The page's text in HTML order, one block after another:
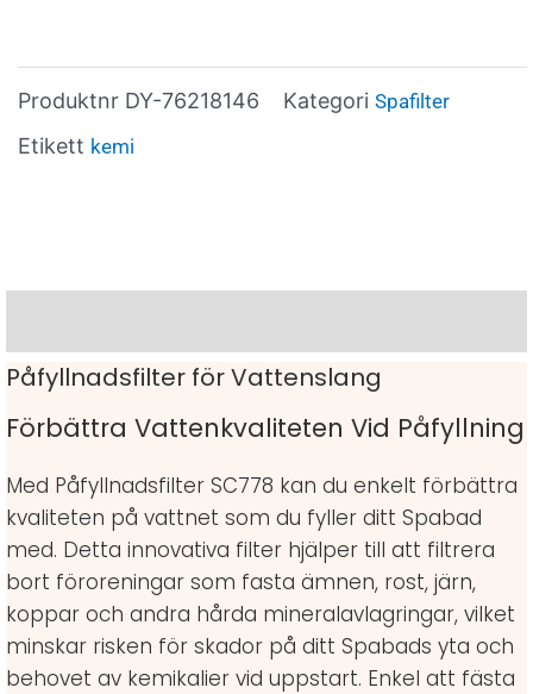
Produktnr DY-76218146 Kategori Spafilter
Etikett kemi
Påfyllnadsfilter för Vattenslang
Förbättra Vattenkvaliteten Vid Påfyllning
Med Påfyllnadsfilter SC778 kan du enkelt förbättra
kvaliteten på vattnet som du fyller ditt Spabad
med. Detta innovativa filter hjälper till att filtrera
bort föroreningar som fasta ämnen, rost, järn,
koppar och andra hårda mineralavlagringar, vilket
minskar risken för skador på ditt Spabads yta och
behovet av kemikalier vid uppstart. Enkel att fästa